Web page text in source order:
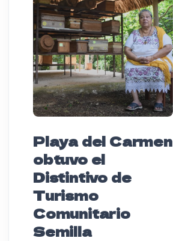
Playa del Carmen
obtuvo el
Distintivo de
Turismo
Comunitario
Semilla